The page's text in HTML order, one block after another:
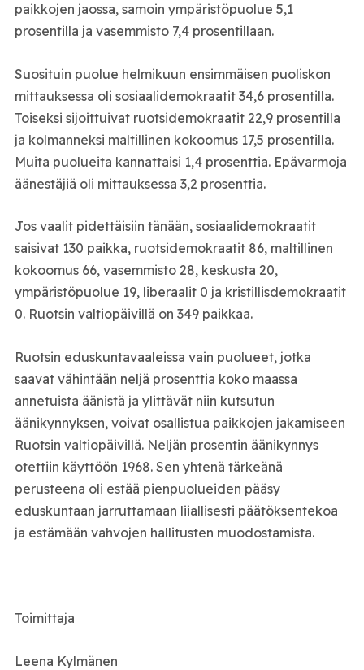
paikkojen jaossa, samoin ympäristöpuolue 5,1
prosentilla ja vasemmisto 7,4 prosentillaan.
Suosituin puolue helmikuun ensimmäisen puoliskon
mittauksessa oli sosiaalidemokraatit 34,6 prosentilla.
Toiseksi sijoittuivat ruotsidemokraatit 22,9 prosentilla
ja kolmanneksi maltillinen kokoomus 17,5 prosentilla.
Muita puolueita kannattaisi 1,4 prosenttia. Epävarmoja
äänestäjiä oli mittauksessa 3,2 prosenttia.
Jos vaalit pidettäisiin tänään, sosiaalidemokraatit
saisivat 130 paikka, ruotsidemokraatit 86, maltillinen
kokoomus 66, vasemmisto 28, keskusta 20,
ympäristöpuolue 19, liberaalit 0 ja kristillisdemokraatit
0. Ruotsin valtiopäivillä on 349 paikkaa.
Ruotsin eduskuntavaaleissa vain puolueet, jotka
saavat vähintään neljä prosenttia koko maassa
annetuista äänistä ja ylittävät niin kutsutun
äänikynnyksen, voivat osallistua paikkojen jakamiseen
Ruotsin valtiopäivillä. Neljän prosentin äänikynnys
otettiin käyttöön 1968. Sen yhtenä tärkeänä
perusteena oli estää pienpuolueiden pääsy
eduskuntaan jarruttamaan liiallisesti päätöksentekoa
ja estämään vahvojen hallitusten muodostamista.
Toimittaja
Leena Kylmänen